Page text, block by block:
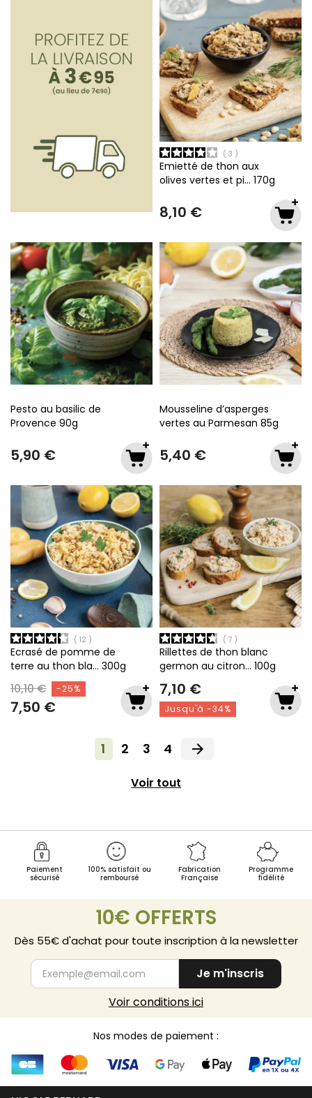
3
Emietté de thon aux
olives vertes et pi… 170g
8,10 €
Pesto au basilic de
Provence 90g
5,90 €
Mousseline d’asperges
vertes au Parmesan 85g
5,40 €
12
Ecrasé de pomme de
terre au thon bla… 300g
10,10 € -25%
7,50 €
7
Rillettes de thon blanc
germon au citron… 100g
7,10 €
Jusqu'à -34%
1 2 3 4 arrow_forward
Voir tout
Paiement
sécurisé
100% satisfait ou
remboursé
Fabrication
Française
Programme
fidélité
10€ OFFERTS
Dès 55€ d'achat pour toute inscription à la newsletter
Je m'inscris
Voir conditions ici
Nos modes de paiement :